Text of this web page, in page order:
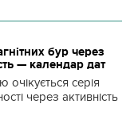
бур через
— календар дат
серія
через активність